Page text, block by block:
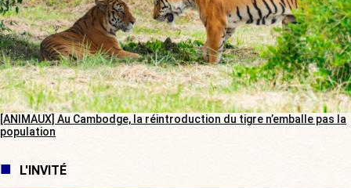
[ANIMAUX] Au Cambodge, la réintroduction du tigre n’emballe pas la
population
L'INVITÉ